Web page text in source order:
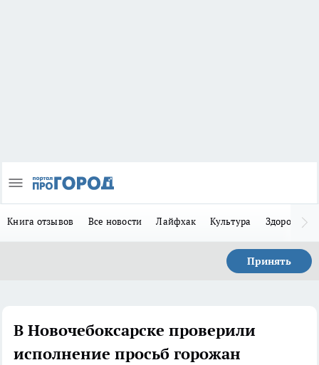
Книга отзывов Все новости Лайфхак Культура Здоровье
Принять
В Новочебоксарске проверили
исполнение просьб горожан